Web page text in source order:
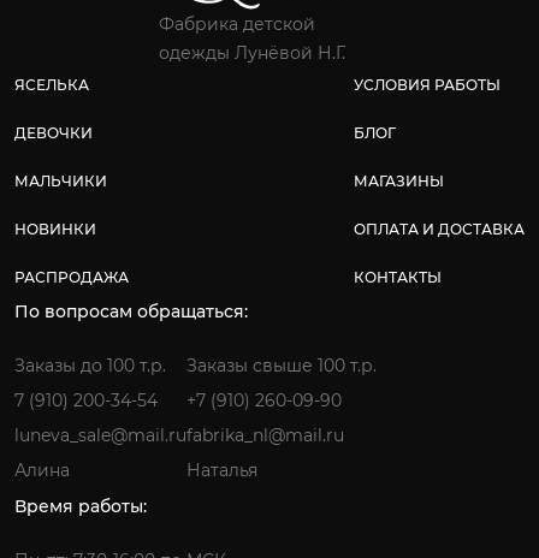
Фабрика детской
одежды Лунёвой Н.Г.
ЯСЕЛЬКА
ДЕВОЧКИ
МАЛЬЧИКИ
НОВИНКИ
РАСПРОДАЖА
УСЛОВИЯ РАБОТЫ
БЛОГ
МАГАЗИНЫ
ОПЛАТА И ДОСТАВКА
КОНТАКТЫ
По вопросам обращаться:
Заказы до 100 т.р.
7 (910) 200-34-54
luneva_sale@mail.ru
Алина
Заказы свыше 100 т.р.
+7 (910) 260-09-90
fabrika_nl@mail.ru
Наталья
Время работы: